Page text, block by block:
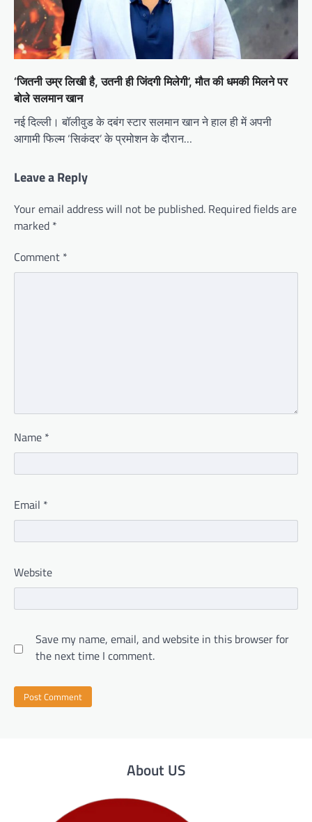
‘जितनी उम्र लिखी है, उतनी ही जिंदगी मिलेगी’, मौत की धमकी मिलने पर
बोले सलमान खान
नई दिल्ली। बॉलीवुड के दबंग स्टार सलमान खान ने हाल ही में अपनी
आगामी फिल्म ‘सिकंदर’ के प्रमोशन के दौरान…
Leave a Reply
Your email address will not be published. Required fields are
marked *
Comment *
Name *
Email *
Website
Save my name, email, and website in this browser for
the next time I comment.
About US